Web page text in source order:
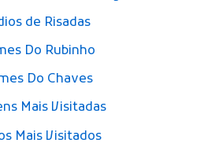
de Risadas
Do Rubinho
Do Chaves
Mais Visitadas
Mais Visitados